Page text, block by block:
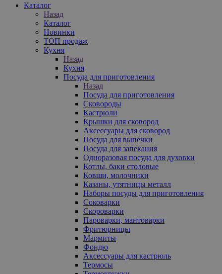
Каталог
Назад
Каталог
Новинки
ТОП продаж
Кухня
Назад
Кухня
Посуда для приготовления
Назад
Посуда для приготовления
Сковороды
Кастрюли
Крышки для сковород
Аксессуары для сковород
Посуда для выпечки
Посуда для запекания
Одноразовая посуда для духовки
Котлы, баки столовые
Ковши, молочники
Казаны, утятницы металл
Наборы посуды для приготовления
Соковарки
Скороварки
Пароварки, мантоварки
Фритюрницы
Мармиты
Фондю
Аксессуары для кастрюль
Термосы